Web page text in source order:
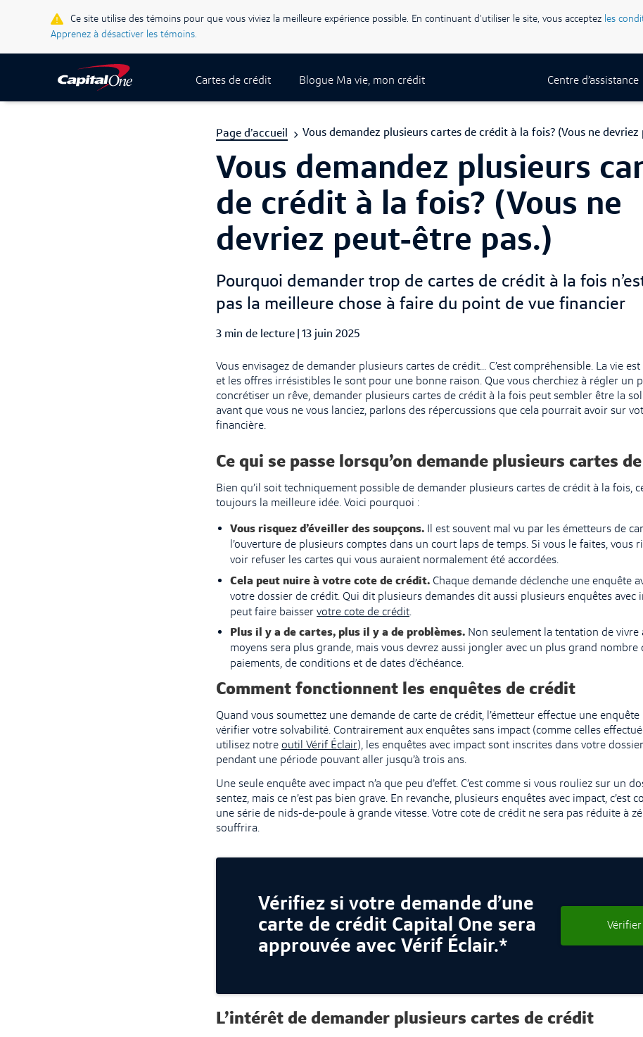
Ce site utilise des témoins pour que vous viviez la meilleure expérience possible. En continuant d'utiliser le site, vous acceptez les
Apprenez à désactiver les témoins.
Cartes de crédit Blogue Ma vie, mon crédit Centre d’assistance
Page d’accueil Vous demandez plusieurs cartes de crédit à la fois? (Vous ne
Vous demandez plusieurs
de crédit à la fois? (Vous ne
devriez peut-être pas.)
Pourquoi demander trop de cartes de crédit à la fois
pas la meilleure chose à faire du point de vue financier
3 min de lecture Published Date
13 juin 2025
Vous envisagez de demander plusieurs cartes de crédit... C’est compréhensible. La vie
et les offres irrésistibles le sont pour une bonne raison. Que vous cherchiez à régler un
concrétiser un rêve, demander plusieurs cartes de crédit à la fois peut sembler être la
avant que vous ne vous lanciez, parlons des répercussions que cela pourrait avoir sur
financière.
Ce qui se passe lorsqu’on demande plusieurs cartes
Bien qu’il soit techniquement possible de demander plusieurs cartes de crédit à la fois,
toujours la meilleure idée. Voici pourquoi :
Vous risquez d’éveiller des soupçons. Il est souvent mal vu par les émetteurs de
l’ouverture de plusieurs comptes dans un court laps de temps. Si vous le faites, vous
voir refuser les cartes qui vous auraient normalement été accordées.
Cela peut nuire à votre cote de crédit. Chaque demande déclenche une enquête
votre dossier de crédit. Qui dit plusieurs demandes dit aussi plusieurs enquêtes avec
peut faire baisser votre cote de crédit.
Plus il y a de cartes, plus il y a de problèmes. Non seulement la tentation de vivre
moyens sera plus grande, mais vous devrez aussi jongler avec un plus grand nombre
paiements, de conditions et de dates d’échéance.
Comment fonctionnent les enquêtes de crédit
Quand vous soumettez une demande de carte de crédit, l’émetteur effectue une
vérifier votre solvabilité. Contrairement aux enquêtes sans impact (comme celles
utilisez notre outil Vérif Éclair), les enquêtes avec impact sont inscrites dans votre
pendant une période pouvant aller jusqu’à trois ans.
Une seule enquête avec impact n’a que peu d’effet. C’est comme si vous rouliez sur un
sentez, mais ce n’est pas bien grave. En revanche, plusieurs enquêtes avec impact, c’est
une série de nids-de-poule à grande vitesse. Votre cote de crédit ne sera pas réduite à
souffrira.
Vérifiez si votre demande d’une
carte de crédit Capital One sera
approuvée avec Vérif Éclair.*
Vérifier
L’intérêt de demander plusieurs cartes de crédit